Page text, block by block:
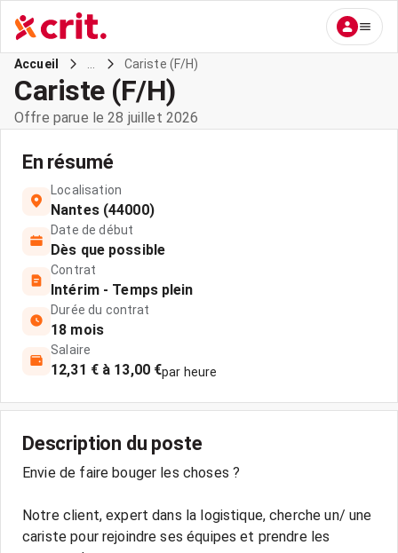
Accueil Cariste (F/H)
Cariste (F/H)
Offre parue le 28 juillet 2026
En résumé
Localisation
Nantes (44000)
Date de début
Dès que possible
Contrat
Intérim - Temps plein
Durée du contrat
18 mois
Salaire
12,31 € à 13,00 €par heure
Description du poste
Envie de faire bouger les choses ?
Notre client, expert dans la logistique, cherche un/ une
cariste pour rejoindre ses équipes et prendre les